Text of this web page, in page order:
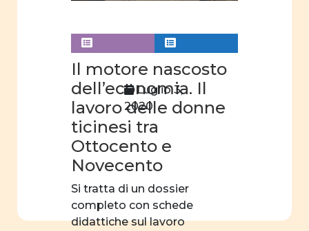
donne
e
teatro
professionali
Il motore nascosto
dell’economia. Il
lavoro delle donne
ticinesi tra
Ottocento e
Novecento
Si tratta di un dossier
completo con schede
didattiche sul lavoro
Luglio 3,
2020